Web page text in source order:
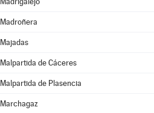
Madroñera
Majadas
Malpartida de Cáceres
Malpartida de Plasencia
Marchagaz